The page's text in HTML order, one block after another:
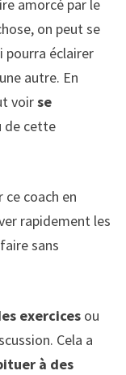
amorcé par le
on peut se
pourra éclairer
autre. En
voirse
de cette
ce coach en
rapidement les
sans
exercices ou
Cela a
à des